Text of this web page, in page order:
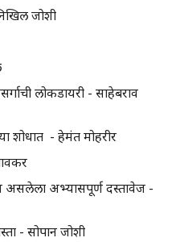
जोशी
लोकडायरी - साहेबराव
शोधात - हेमंत मोहरीर
असलेला अभ्यासपूर्ण दस्तावेज -
- सोपान जोशी